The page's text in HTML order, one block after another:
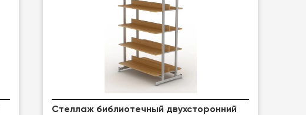
Стеллаж библиотечный двухсторонний